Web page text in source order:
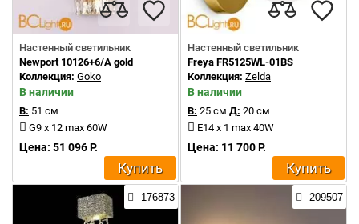
Настенный светильник
Newport 10126+6/A gold
Коллекция: Goko
В наличии
В: 51 см
G9 x 12 max 60W
Цена: 51 096 Р.
Купить
Настенный светильник
Freya FR5125WL-01BS
Коллекция: Zelda
В наличии
В: 25 см Д: 20 см
E14 x 1 max 40W
Цена: 11 700 Р.
Купить
176873 209507